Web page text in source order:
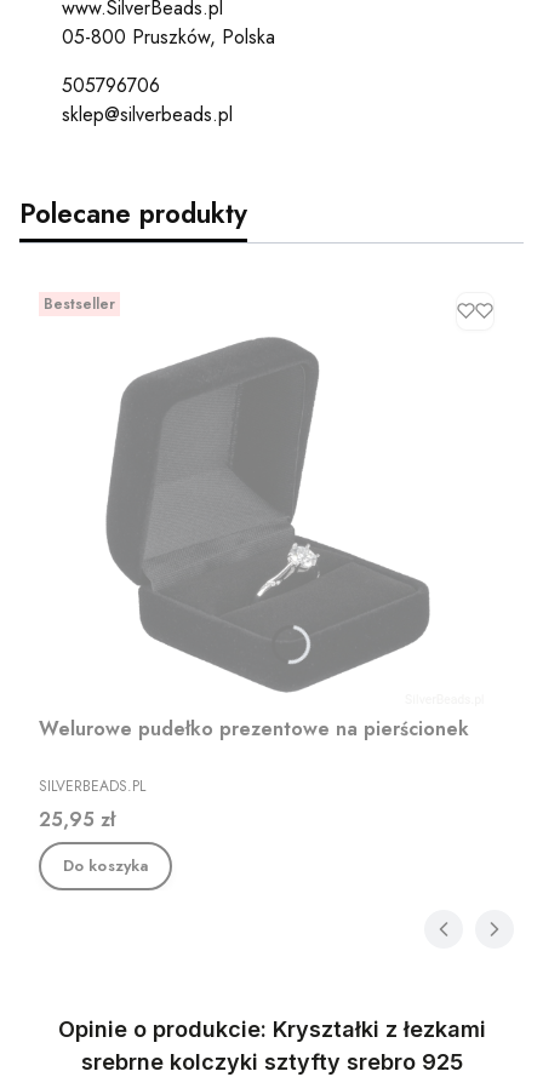
www.SilverBeads.pl
05-800 Pruszków, Polska
505796706
sklep@silverbeads.pl
Polecane produkty
Bestseller
Welurowe pudełko prezentowe na pierścionek
PRODUCENT
SILVERBEADS.PL
Cena
25,95 zł
Do koszyka
Opinie o produkcie: Kryształki z łezkami
srebrne kolczyki sztyfty srebro 925